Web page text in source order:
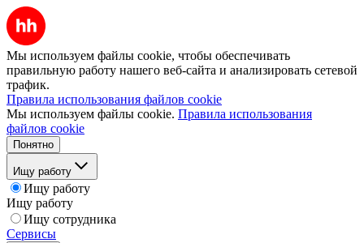
Мы используем файлы cookie, чтобы обеспечивать
правильную работу нашего веб-сайта и анализировать сетевой
трафик.
Правила использования файлов cookie
Мы используем файлы cookie. Правила использования
файлов cookie
Понятно
Ищу работу
Ищу работу
Ищу работу
Ищу сотрудника
Сервисы